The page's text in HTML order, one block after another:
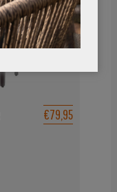
€79,95